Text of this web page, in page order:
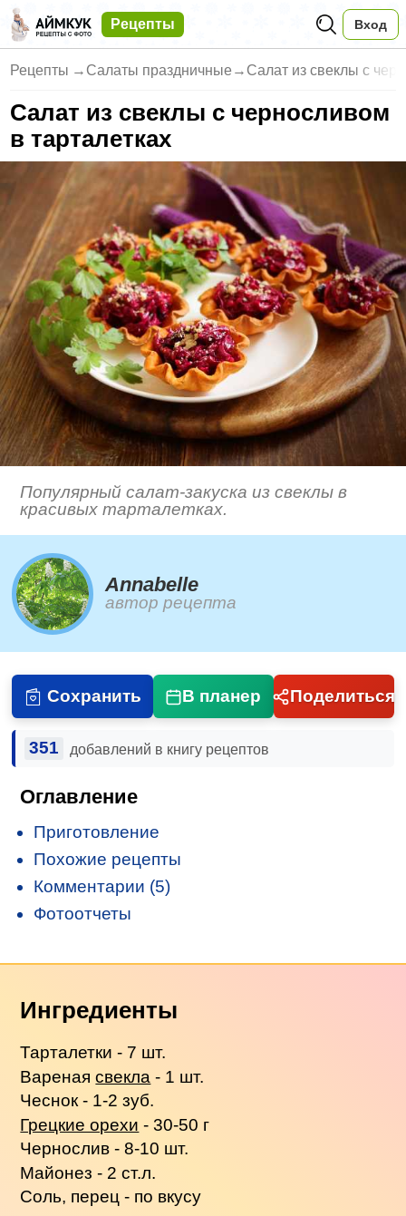
Рецепты Вход
Рецепты → Салаты праздничные → Салат из свеклы с
Салат из свеклы с черносливом
в тарталетках
Популярный салат-закуска из свеклы в
красивых тарталетках.
Annabelle
автор рецепта
Сохранить В планер Поделиться
351 добавлений в книгу рецептов
Оглавление
Приготовление
Похожие рецепты
Комментарии (5)
Фотоотчеты
Ингредиенты
Тарталетки - 7 шт.
Варенаясвекла - 1 шт.
Чеснок - 1-2 зуб.
Грецкие орехи - 30-50 г
Чернослив - 8-10 шт.
Майонез - 2 ст.л.
Соль, перец - по вкусу